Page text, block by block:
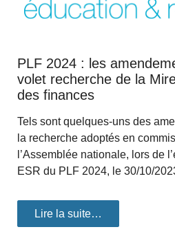
PLF 2024 : les
volet recherche de la
des finances
Tels sont quelques-uns des
la recherche adoptés en
l’Assemblée nationale, lors de
ESR du PLF 2024, le 30/10/
Lire la suite…